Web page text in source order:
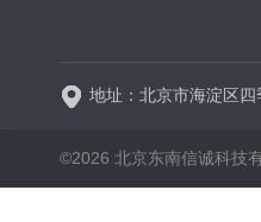
©2026 北京东南信诚科技